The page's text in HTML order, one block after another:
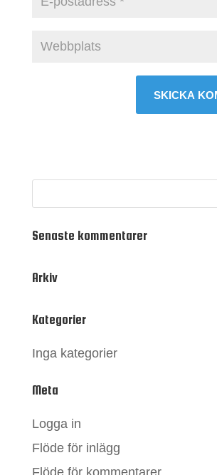
Senaste kommentarer
Arkiv
Kategorier
Inga kategorier
Meta
Logga in
Flöde för inlägg